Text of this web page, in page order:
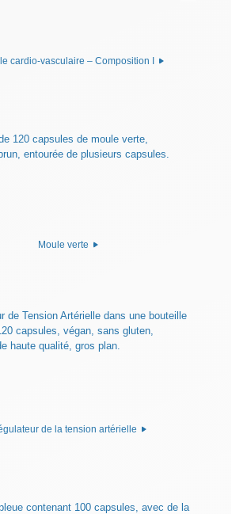
cardio-vasculaire – Composition I
Moule verte
de la tension artérielle